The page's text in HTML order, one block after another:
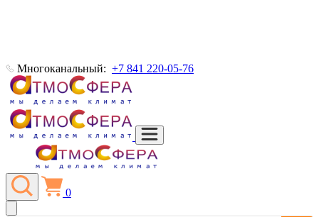
Многоканальный: +7 841 220-05-76
0